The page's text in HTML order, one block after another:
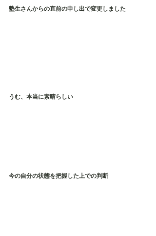
塾生さんからの直前の申し出で変更しました
うむ、本当に素晴らしい
今の自分の状態を把握した上での判断